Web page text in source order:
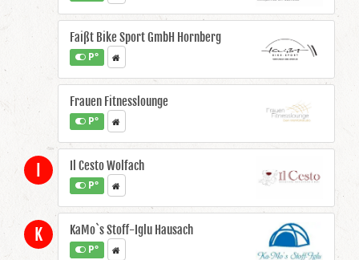
Faißt Bike Sport GmbH Hornberg
P°
Frauen Fitnesslounge
P°
Il Cesto Wolfach
P°
K KaMo`s Stoff-Iglu Hausach
P°